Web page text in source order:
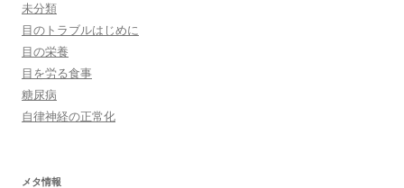
未分類
目のトラブルはじめに
目の栄養
目を労る食事
糖尿病
自律神経の正常化
メタ情報